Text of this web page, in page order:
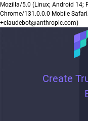
Create
Mozilla/5.0 (Linux; Android 14;
Chrome/131.0.0.0 Mobile
+claudebot@anthropic.com)